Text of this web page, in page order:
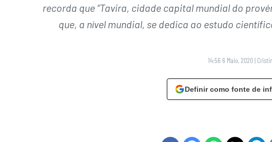
recorda que “Tavira, cidade capital mundial do
que, a nível mundial, se dedica ao estudo
14:56 6 Maio, 2020 |
Definir como fonte de